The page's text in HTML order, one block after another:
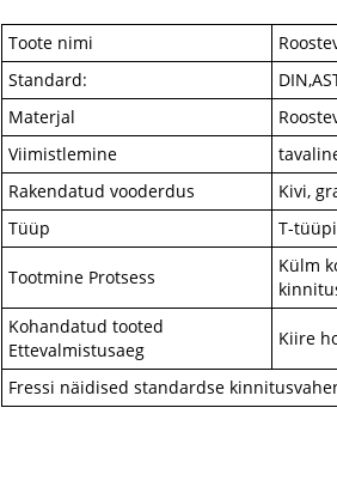
Toote nimi
Standard:
Materjal
Viimistlemine
Rakendatud vooderdus
Kivi,
Tüüp
T-
Tootmine Protsess
Külm
Kohandatud tooted
Ettevalmistusaeg
Kiire
Fressi näidised standardse